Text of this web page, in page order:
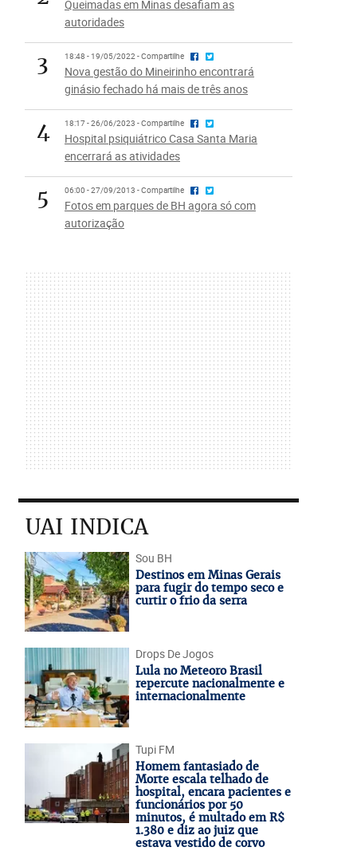
Queimadas em Minas desafiam as
autoridades
3 18:48 - 19/05/2022 - Compartilhe
Nova gestão do Mineirinho encontrará
ginásio fechado há mais de três anos
4 18:17 - 26/06/2023 - Compartilhe
Hospital psiquiátrico Casa Santa Maria
encerrará as atividades
5 06:00 - 27/09/2013 - Compartilhe
Fotos em parques de BH agora só com
autorização
UAI INDICA
Sou BH
Destinos em Minas Gerais
para fugir do tempo seco e
curtir o frio da serra
Drops De Jogos
Lula no Meteoro Brasil
repercute nacionalmente e
internacionalmente
Tupi FM
Homem fantasiado de
Morte escala telhado de
hospital, encara pacientes e
funcionários por 50
minutos, é multado em R$
1.380 e diz ao juiz que
estava vestido de corvo